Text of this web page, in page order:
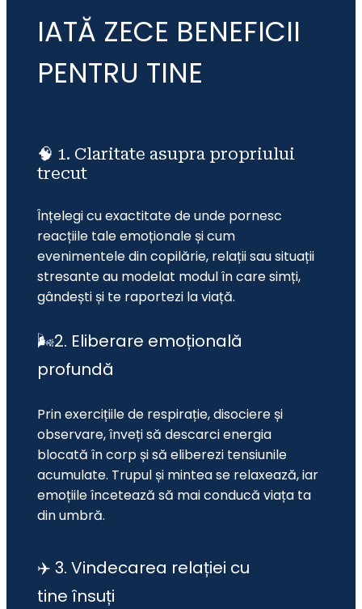
IATĂ ZECE BENEFICII
PENTRU TINE
Înțelegi cu exactitate de unde pornesc
reacțiile tale emoționale și cum
evenimentele din copilărie, relații sau situații
stresante au modelat modul în care simți,
gândești și te raportezi la viață.
🧠 1. Claritate asupra propriului
trecut
🌬️2. Eliberare emoțională
profundă
Prin exercițiile de respirație, disociere și
observare, înveți să descarci energia
blocată în corp și să eliberezi tensiunile
acumulate. Trupul și mintea se relaxează, iar
emoțiile încetează să mai conducă viața ta
din umbră.
✈️ 3. Vindecarea relației cu
tine însuți